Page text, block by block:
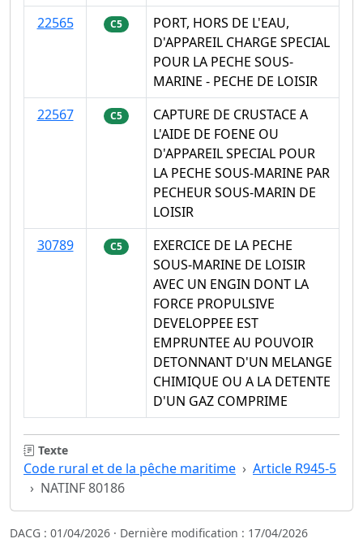
22565
C5
PORT, HORS DE L'EAU,
D'APPAREIL CHARGE SPECIAL
POUR LA PECHE SOUS-
MARINE - PECHE DE LOISIR
22567
C5
CAPTURE DE CRUSTACE A
L'AIDE DE FOENE OU
D'APPAREIL SPECIAL POUR
LA PECHE SOUS-MARINE PAR
PECHEUR SOUS-MARIN DE
LOISIR
30789
C5
EXERCICE DE LA PECHE
SOUS-MARINE DE LOISIR
AVEC UN ENGIN DONT LA
FORCE PROPULSIVE
DEVELOPPEE EST
EMPRUNTEE AU POUVOIR
DETONNANT D'UN MELANGE
CHIMIQUE OU A LA DETENTE
D'UN GAZ COMPRIME
Texte
Code rural et de la pêche maritime
Article R945-5
NATINF 80186
DACG : 01/04/2026 · Dernière modification : 17/04/2026